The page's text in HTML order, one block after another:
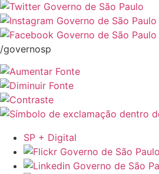
/governosp
SP + Digital